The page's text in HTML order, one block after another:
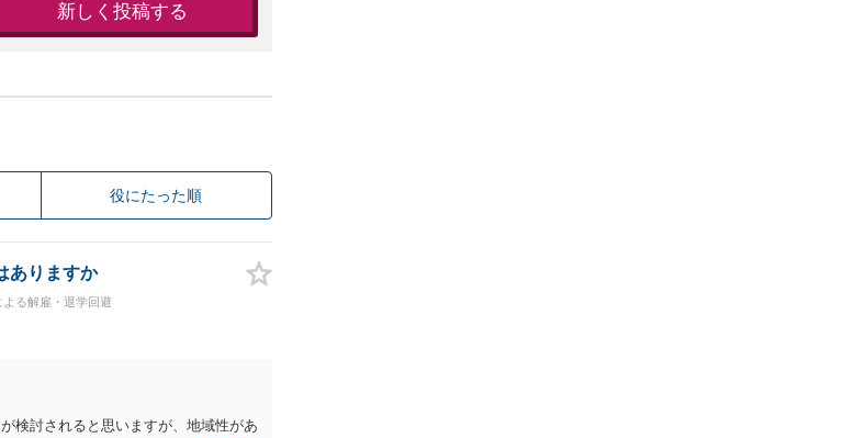
新しく投稿する
役にたった順
ありますか
よる解雇・退学回避
検討されると思いますが、地域性があ